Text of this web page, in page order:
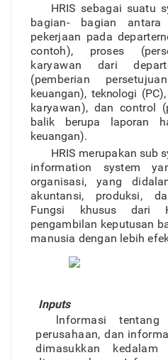
HRISsebagai suatu
bagian- bagian antara
pekerjaan pada
contoh), proses
karyawan dari
(pemberian persetujuan
keuangan), teknologi (PC),
karyawan), dan control
balik berupa laporan
keuangan).
HRIS merupakan sub
information system
organisasi, yang
akuntansi, produksi, da
Fungsi khususdari
pengambilan keputusan
manusia dengan lebih
Inputs
lnformasitentang
perusahaan, dan
dimasukkan kedalam